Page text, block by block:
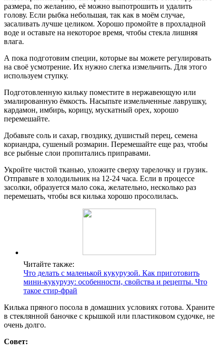
размера, по желанию, её можно выпотрошить и удалить
голову. Если рыбка небольшая, так как в моём случае,
засаливать лучше целиком. Хорошо промойте в прохладной
воде и оставьте на некоторое время, чтобы стекла лишняя
влага.
А пока подготовим специи, которые вы можете регулировать
на своё усмотрение. Их нужно слегка измельчить. Для этого
используем ступку.
Подготовленную кильку поместите в нержавеющую или
эмалированную ёмкость. Насыпьте измельченные лаврушку,
кардамон, имбирь, корицу, мускатный орех, хорошо
перемешайте.
Добавьте соль и сахар, гвоздику, душистый перец, семена
кориандра, сушеный розмарин. Перемешайте еще раз, чтобы
все рыбные слои пропитались приправами.
Укройте чистой тканью, уложите сверху тарелочку и грузик.
Отправьте в холодильник на 12-24 часа. Если в процессе
засолки, образуется мало сока, желательно, несколько раз
перемешать, чтобы вся килька хорошо просолилась.
Читайте также:
Что делать с маленькой кукурузой. Как приготовить
мини-кукурузу: особенности, свойства и рецепты. Что
такое стир-фрай
Килька пряного посола в домашних условиях готова. Храните
в стеклянной баночке с крышкой или пластиковом судочке, не
очень долго.
Совет: